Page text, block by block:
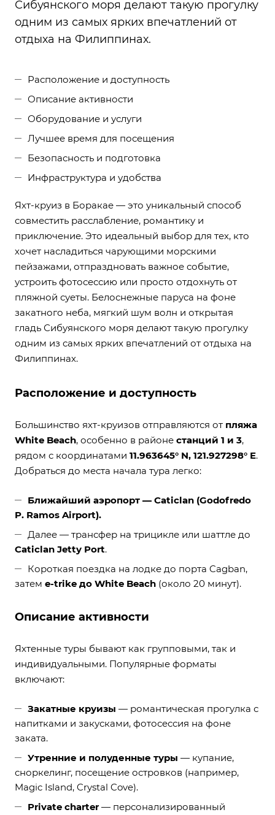
Сибуянского моря делают такую прогулку
одним из самых ярких впечатлений от
отдыха на Филиппинах.
Расположение и доступность
Описание активности
Оборудование и услуги
Лучшее время для посещения
Безопасность и подготовка
Инфраструктура и удобства
Яхт-круиз в Боракае — это уникальный способ
совместить расслабление, романтику и
приключение. Это идеальный выбор для тех, кто
хочет насладиться чарующими морскими
пейзажами, отпраздновать важное событие,
устроить фотосессию или просто отдохнуть от
пляжной суеты. Белоснежные паруса на фоне
закатного неба, мягкий шум волн и открытая
гладь Сибуянского моря делают такую прогулку
одним из самых ярких впечатлений от отдыха на
Филиппинах.
Расположение и доступность
Большинство яхт-круизов отправляются от пляжа
White Beach, особенно в районе станций 1 и 3,
рядом с координатами 11.963645° N, 121.927298° E.
Добраться до места начала тура легко:
Ближайший аэропорт — Caticlan (Godofredo
P. Ramos Airport).
Далее — трансфер на трицикле или шаттле до
Caticlan Jetty Port.
Короткая поездка на лодке до порта Cagban,
затем e-trike до White Beach (около 20 минут).
Описание активности
Яхтенные туры бывают как групповыми, так и
индивидуальными. Популярные форматы
включают:
Закатные круизы — романтическая прогулка с
напитками и закусками, фотосессия на фоне
заката.
Утренние и полуденные туры — купание,
сноркелинг, посещение островков (например,
Magic Island, Crystal Cove).
Private charter — персонализированный